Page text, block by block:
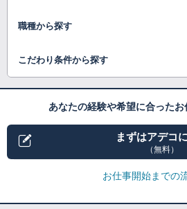
職種から探す
こだわり条件から探す
あなたの経験や希望に合った
まずはアデコ
（無料）
お仕事開始までの